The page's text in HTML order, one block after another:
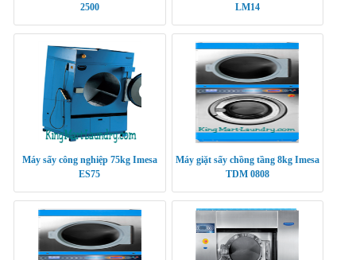
2500
LM14
Máy sấy công nghiệp 75kg Imesa
ES75
Máy giặt sấy chồng tầng 8kg Imesa
TDM 0808